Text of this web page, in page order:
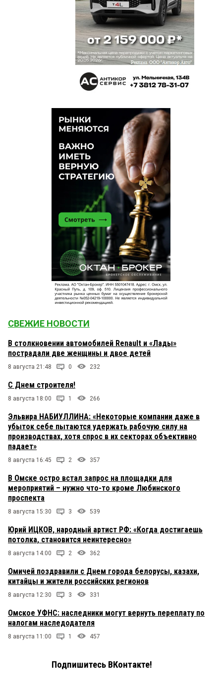
СВЕЖИЕ НОВОСТИ
В столкновении автомобилей Renault и «Лады»
пострадали две женщины и двое детей
8 августа 21:48 0 232
С Днем строителя!
8 августа 18:00 1 266
Эльвира НАБИУЛЛИНА: «Некоторые компании даже в
убыток себе пытаются удержать рабочую силу на
производствах, хотя спрос в их секторах объективно
падает»
8 августа 16:45 2 357
В Омске остро встал запрос на площадки для
мероприятий – нужно что-то кроме Любинского
проспекта
8 августа 15:30 3 539
Юрий ИЦКОВ, народный артист РФ: «Когда достигаешь
потолка, становится неинтересно»
8 августа 14:00 2 362
Омичей поздравили с Днем города белорусы, казахи,
китайцы и жители российских регионов
8 августа 12:30 3 331
Омское УФНС: наследники могут вернуть переплату по
налогам наследодателя
8 августа 11:00 1 457
Подпишитесь ВКонтакте!